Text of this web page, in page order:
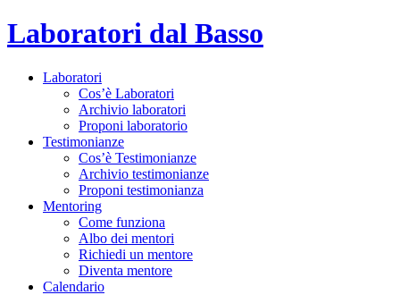
Laboratori dal Basso
Laboratori
Cos’è Laboratori
Archivio laboratori
Proponi laboratorio
Testimonianze
Cos’è Testimonianze
Archivio testimonianze
Proponi testimonianza
Mentoring
Come funziona
Albo dei mentori
Richiedi un mentore
Diventa mentore
Calendario